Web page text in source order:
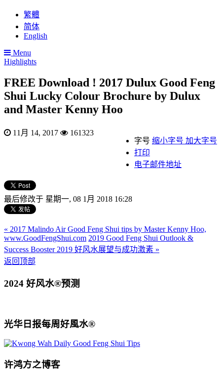
繁體
简体
English
Menu
Highlights
FREE Download ! 2017 Dulux Good Feng
Shui Lucky Colour Brochure by Dulux
and Master Kenny Hoo
11月 14, 2017
161323
字号 缩小字号 加大字号
打印
电子邮件地址
最后修改于 星期一, 08 1月 2018 16:28
« 2017 Malindo Air Good Feng Shui tips by Master Kenny Hoo,
www.GoodFengShui.com 2019 Good Feng Shui Outlook &
Success Booster 2019 好风水展望与成功激素 »
返回顶部
2024 好风水®预测
光华日报每周好風水®
许鸿方之博客